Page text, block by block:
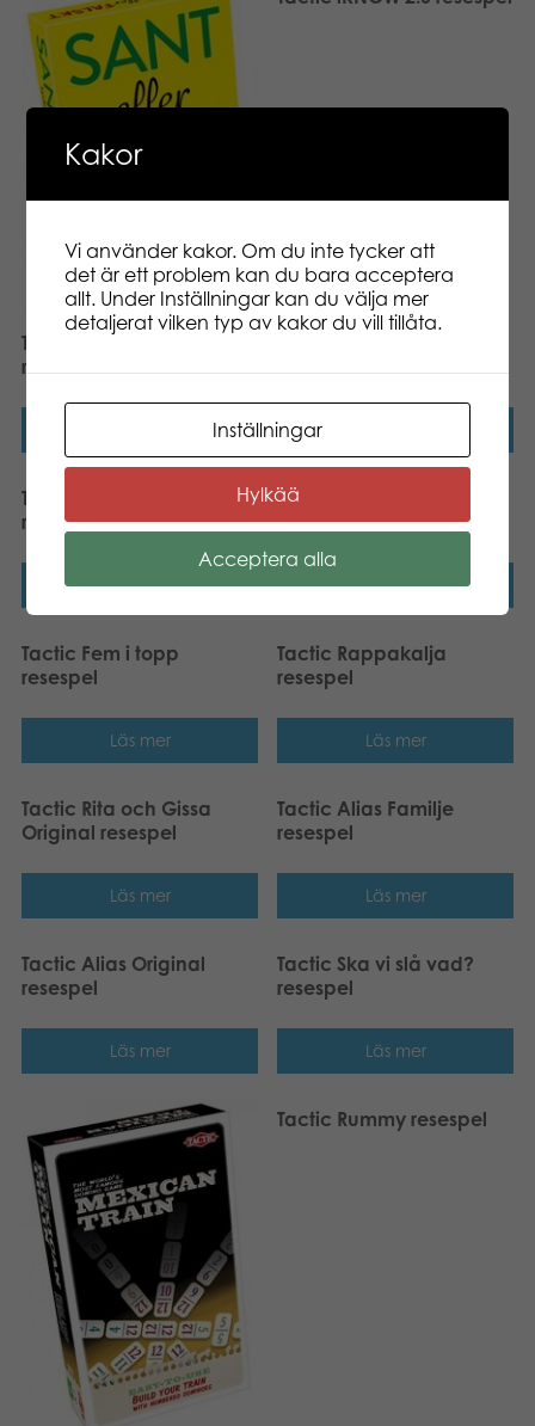
Tactic Sant eller falskt?
resespel
Tactic Ska vi slå vad? 2
resespel
Läs mer
Tactic Ord Mix resespel
Läs mer
Tactic Fem i topp
resespel
Läs mer
Tactic Rappakalja
resespel
Läs mer
Tactic Rita och Gissa
Original resespel
Läs mer
Tactic Alias Familje
resespel
Läs mer
Tactic Alias Original
resespel
Läs mer
Tactic Ska vi slå vad?
resespel
Läs mer
Tactic Rummy resespel
Kakor
Vi använder kakor. Om du inte tycker att
det är ett problem kan du bara acceptera
allt. Under Inställningar kan du välja mer
detaljerat vilken typ av kakor du vill tillåta.
Inställningar
Hylkää
Acceptera alla